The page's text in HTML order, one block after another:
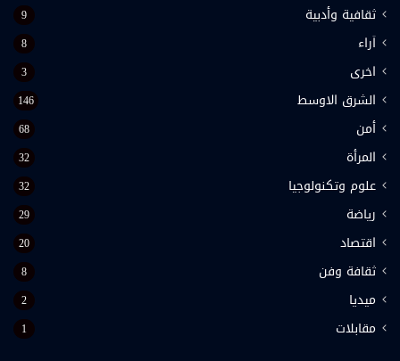
ثقافية وأدبية 9
اَراء 8
اخرى 3
الشرق الاوسط 146
أمن 68
المرأة 32
علوم وتكنولوجيا 32
رياضة 29
اقتصاد 20
ثقافة وفن 8
ميديا 2
مقابلات 1